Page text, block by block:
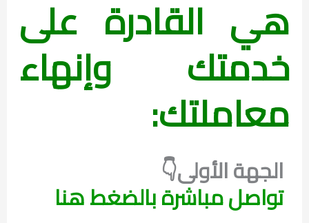
هي القادرة على
خدمتك وإنهاء
معاملتك:
الجهة الأولى👇
تواصل مباشرة بالضغط هنا